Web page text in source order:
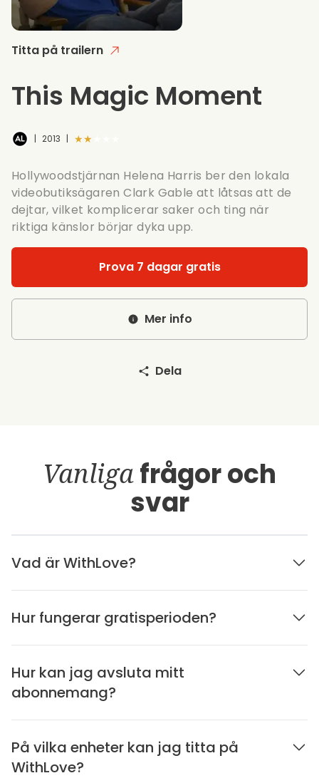
Titta på trailern
This Magic Moment
| 2013 | ★★★★★
Hollywoodstjärnan Helena Harris ber den lokala
videobutiksägaren Clark Gable att låtsas att de
dejtar, vilket komplicerar saker och ting när
riktiga känslor börjar dyka upp.
Prova 7 dagar gratis
Mer info
Dela
Vanligafrågor och
svar
Vad är WithLove?
Hur fungerar gratisperioden?
Hur kan jag avsluta mitt
abonnemang?
På vilka enheter kan jag titta på
WithLove?